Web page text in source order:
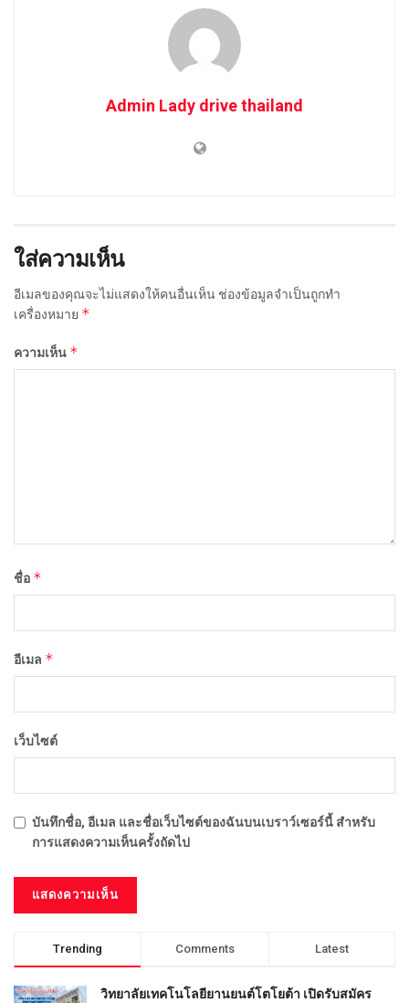
Admin Lady drive thailand
ใส่ความเห็น
อีเมลของคุณจะไม่แสดงให้คนอื่นเห็น ช่องข้อมูลจำเป็นถูกทำ
เครื่องหมาย *
ความเห็น *
ชื่อ *
อีเมล *
เว็บไซต์
บันทึกชื่อ, อีเมล และชื่อเว็บไซต์ของฉันบนเบราว์เซอร์นี้ สำหรับ
การแสดงความเห็นครั้งถัดไป
Trending Comments Latest
วิทยาลัยเทคโนโลยียานยนต์โตโยต้า เปิดรับสมัคร